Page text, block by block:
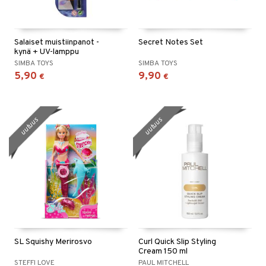
Salaiset muistiinpanot -
kynä + UV-lamppu
SIMBA TOYS
5,90 €
Secret Notes Set
SIMBA TOYS
9,90 €
SL Squishy Merirosvo
STEFFI LOVE
uutuus
Curl Quick Slip Styling
Cream 150 ml
PAUL MITCHELL
uutuus